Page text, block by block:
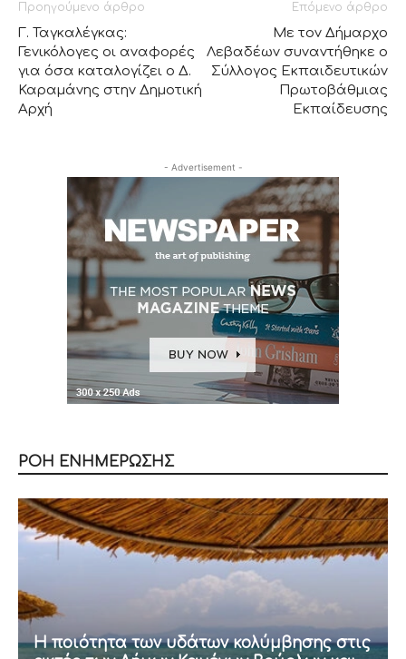
Προηγούμενο άρθρο
Γ. Ταγκαλέγκας:
Γενικόλογες οι αναφορές
για όσα καταλογίζει ο Δ.
Καραμάνης στην Δημοτική
Αρχή
Επόμενο άρθρο
Με τον Δήμαρχο
Λεβαδέων συναντήθηκε ο
Σύλλογος Εκπαιδευτικών
Πρωτοβάθμιας
Εκπαίδευσης
- Advertisement -
ΡΟΗ ΕΝΗΜΕΡΩΣΗΣ
Η ποιότητα των υδάτων κολύμβησης στις